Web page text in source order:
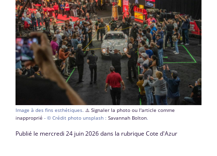
Image à des fins esthétiques. ⚠️ Signaler la photo ou l'article comme
inapproprié - © Crédit photo unsplash : Savannah Bolton.
Publié le mercredi 24 juin 2026 dans la rubrique Cote d'Azur